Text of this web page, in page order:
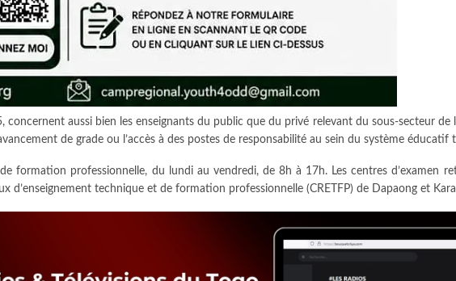
aussi bien les enseignants du public que du privé relevant du sous-secteur de
de grade ou l’accès à des postes de responsabilité au sein du système
formation professionnelle, du lundi au vendredi, de 8h à 17h. Les centres d’examen
d’enseignement technique et de formation professionnelle (CRETFP) de Dapaong et